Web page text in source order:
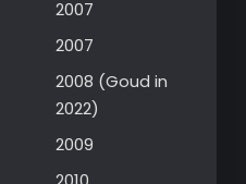
2007
2007
2008 (Goud in
2022)
2009